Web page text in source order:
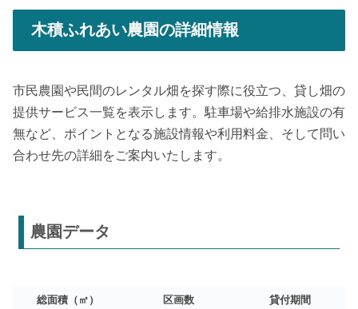
木積ふれあい農園の詳細情報
市民農園や民間のレンタル畑を探す際に役立つ、貸し畑の
提供サービス一覧を表示します。駐車場や給排水施設の有
無など、ポイントとなる施設情報や利用料金、そして問い
合わせ先の詳細をご案内いたします。
農園データ
総面積（㎡） 区画数 貸付期間